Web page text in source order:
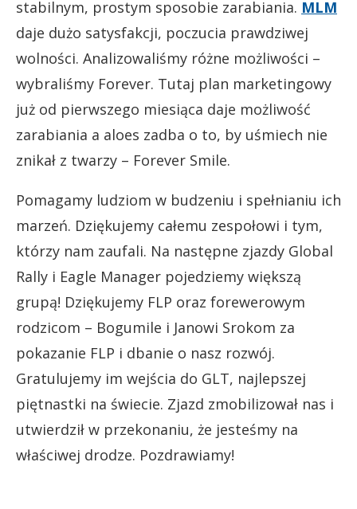
stabilnym, prostym sposobie zarabiania. MLM
daje dużo satysfakcji, poczucia prawdziwej
wolności. Analizowaliśmy różne możliwości –
wybraliśmy Forever. Tutaj plan marketingowy
już od pierwszego miesiąca daje możliwość
zarabiania a aloes zadba o to, by uśmiech nie
znikał z twarzy – Forever Smile.
Pomagamy ludziom w budzeniu i spełnianiu ich
marzeń. Dziękujemy całemu zespołowi i tym,
którzy nam zaufali. Na następne zjazdy Global
Rally i Eagle Manager pojedziemy większą
grupą! Dziękujemy FLP oraz forewerowym
rodzicom – Bogumile i Janowi Srokom za
pokazanie FLP i dbanie o nasz rozwój.
Gratulujemy im wejścia do GLT, najlepszej
piętnastki na świecie. Zjazd zmobilizował nas i
utwierdził w przekonaniu, że jesteśmy na
właściwej drodze. Pozdrawiamy!